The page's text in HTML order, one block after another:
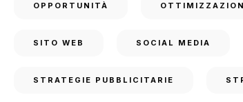
OPPORTUNITÀ
SITO WEB SOCIAL MEDIA
STRATEGIE PUBBLICITARIE